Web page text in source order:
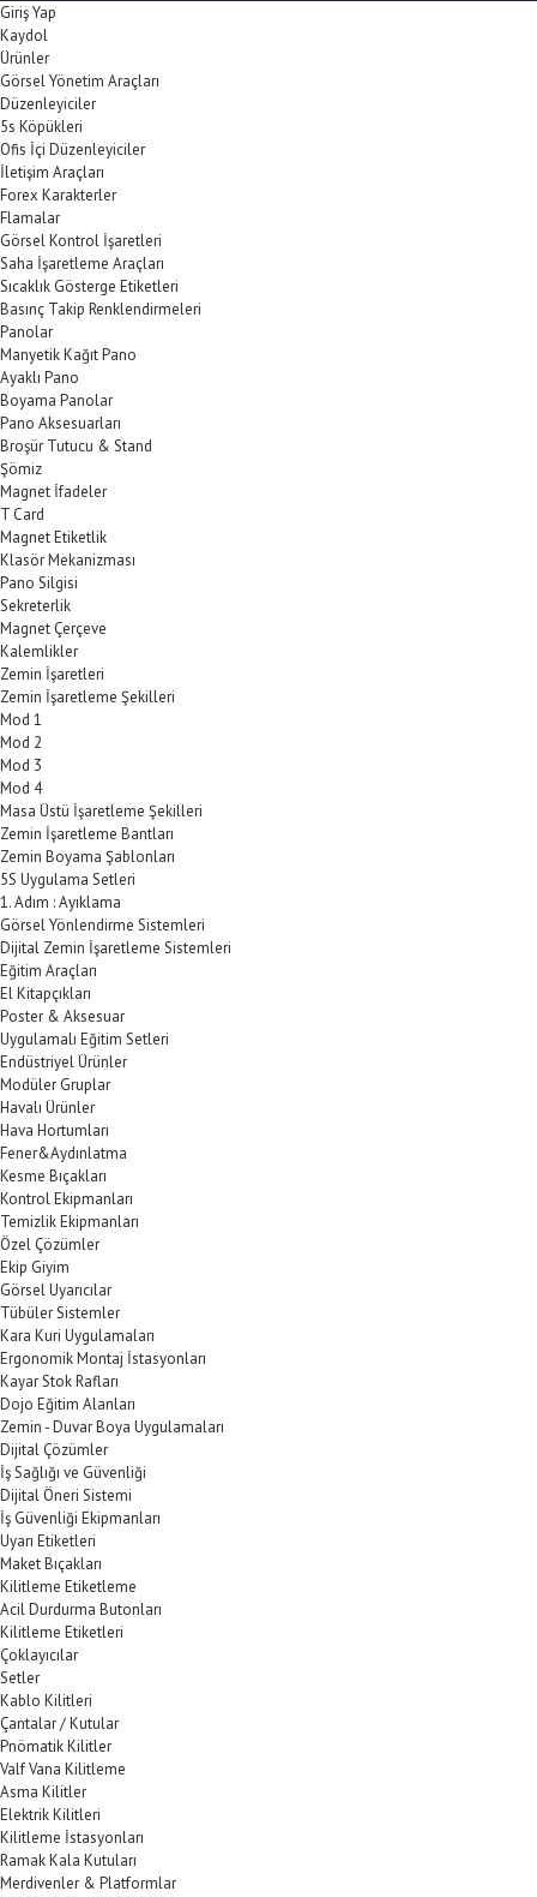
Giriş Yap
Kaydol
Ürünler
Görsel Yönetim Araçları
Düzenleyiciler
5s Köpükleri
Ofis İçi Düzenleyiciler
İletişim Araçları
Forex Karakterler
Flamalar
Görsel Kontrol İşaretleri
Saha İşaretleme Araçları
Sıcaklık Gösterge Etiketleri
Basınç Takip Renklendirmeleri
Panolar
Manyetik Kağıt Pano
Ayaklı Pano
Boyama Panolar
Pano Aksesuarları
Broşür Tutucu & Stand
Şömiz
Magnet İfadeler
T Card
Magnet Etiketlik
Klasör Mekanizması
Pano Silgisi
Sekreterlik
Magnet Çerçeve
Kalemlikler
Zemin İşaretleri
Zemin İşaretleme Şekilleri
Mod 1
Mod 2
Mod 3
Mod 4
Masa Üstü İşaretleme Şekilleri
Zemin İşaretleme Bantları
Zemin Boyama Şablonları
5S Uygulama Setleri
1. Adım : Ayıklama
Görsel Yönlendirme Sistemleri
Dijital Zemin İşaretleme Sistemleri
Eğitim Araçları
El Kitapçıkları
Poster & Aksesuar
Uygulamalı Eğitim Setleri
Endüstriyel Ürünler
Modüler Gruplar
Havalı Ürünler
Hava Hortumları
Fener&Aydınlatma
Kesme Bıçakları
Kontrol Ekipmanları
Temizlik Ekipmanları
Özel Çözümler
Ekip Giyim
Görsel Uyarıcılar
Tübüler Sistemler
Kara Kuri Uygulamaları
Ergonomik Montaj İstasyonları
Kayar Stok Rafları
Dojo Eğitim Alanları
Zemin - Duvar Boya Uygulamaları
Dijital Çözümler
İş Sağlığı ve Güvenliği
Dijital Öneri Sistemi
İş Güvenliği Ekipmanları
Uyarı Etiketleri
Maket Bıçakları
Kilitleme Etiketleme
Acil Durdurma Butonları
Kilitleme Etiketleri
Çoklayıcılar
Setler
Kablo Kilitleri
Çantalar / Kutular
Pnömatik Kilitler
Valf Vana Kilitleme
Asma Kilitler
Elektrik Kilitleri
Kilitleme İstasyonları
Ramak Kala Kutuları
Merdivenler & Platformlar